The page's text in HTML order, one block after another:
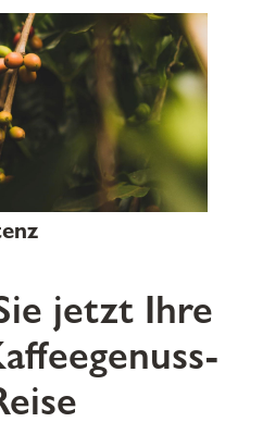
jetzt Ihre